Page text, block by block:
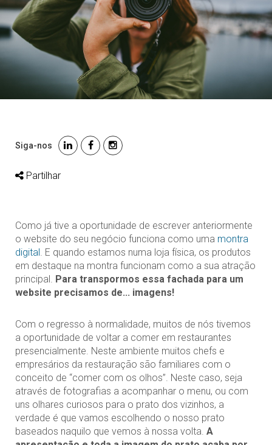
Siga-nos
Partilhar
Como já tive a oportunidade de escrever anteriormente
o website do seu negócio funciona como uma montra
digital . E quando estamos numa loja física, os produtos
em destaque na montra funcionam como a sua atração
principal. Para transpormos essa fachada para um
website precisamos de... imagens!
Com o regresso à normalidade, muitos de nós tivemos
a oportunidade de voltar a comer em restaurantes
presencialmente. Neste ambiente muitos chefs e
empresários da restauração são familiares com o
conceito de “comer com os olhos”. Neste caso, seja
através de fotografias a acompanhar o menu, ou com
uns olhares curiosos para o prato dos vizinhos, a
verdade é que vamos escolhendo o nosso prato
baseados naquilo que vemos à nossa volta. A